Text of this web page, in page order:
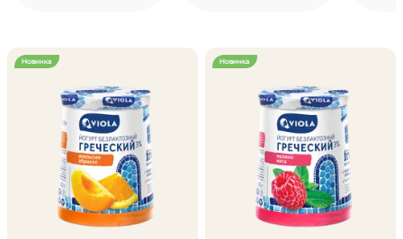
Новинка Новинка